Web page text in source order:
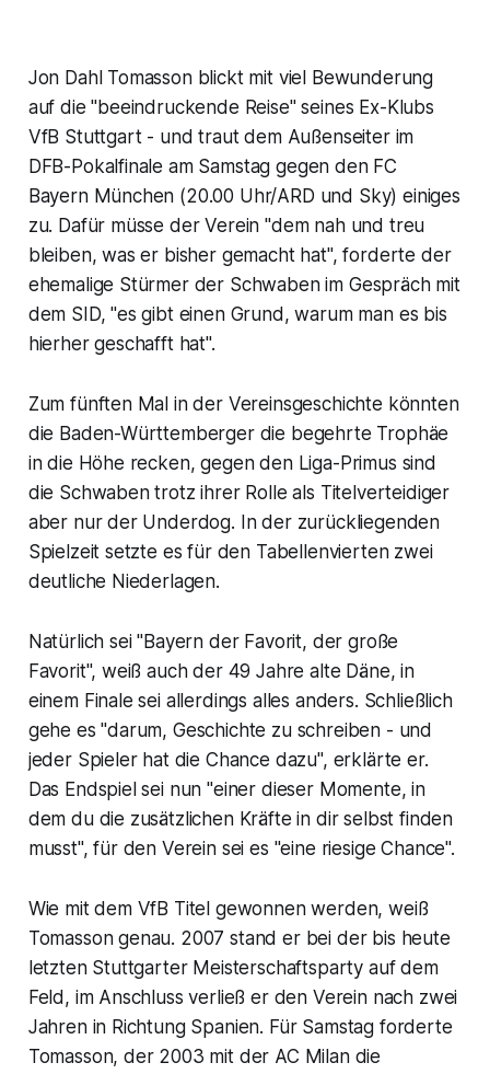
Jon Dahl Tomasson blickt mit viel Bewunderung
auf die "beeindruckende Reise" seines Ex-Klubs
VfB Stuttgart - und traut dem Außenseiter im
DFB-Pokalfinale am Samstag gegen den FC
Bayern München (20.00 Uhr/ARD und Sky) einiges
zu. Dafür müsse der Verein "dem nah und treu
bleiben, was er bisher gemacht hat", forderte der
ehemalige Stürmer der Schwaben im Gespräch mit
dem SID, "es gibt einen Grund, warum man es bis
hierher geschafft hat".
Zum fünften Mal in der Vereinsgeschichte könnten
die Baden-Württemberger die begehrte Trophäe
in die Höhe recken, gegen den Liga-Primus sind
die Schwaben trotz ihrer Rolle als Titelverteidiger
aber nur der Underdog. In der zurückliegenden
Spielzeit setzte es für den Tabellenvierten zwei
deutliche Niederlagen.
Natürlich sei "Bayern der Favorit, der große
Favorit", weiß auch der 49 Jahre alte Däne, in
einem Finale sei allerdings alles anders. Schließlich
gehe es "darum, Geschichte zu schreiben - und
jeder Spieler hat die Chance dazu", erklärte er.
Das Endspiel sei nun "einer dieser Momente, in
dem du die zusätzlichen Kräfte in dir selbst finden
musst", für den Verein sei es "eine riesige Chance".
Wie mit dem VfB Titel gewonnen werden, weiß
Tomasson genau. 2007 stand er bei der bis heute
letzten Stuttgarter Meisterschaftsparty auf dem
Feld, im Anschluss verließ er den Verein nach zwei
Jahren in Richtung Spanien. Für Samstag forderte
Tomasson, der 2003 mit der AC Milan die